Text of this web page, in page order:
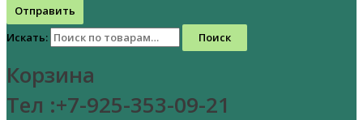
Отправить
Искать:
Поиск
Корзина
Тел :+7-925-353-09-21